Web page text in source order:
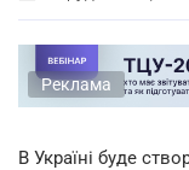
Реклама
В Україні буде